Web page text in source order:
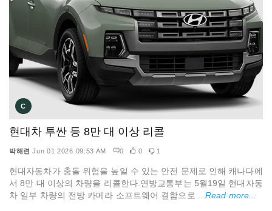
C
현대차 투싼 등 8만 대 이상 리콜
박해련 Jun 01 2026 09:53 AM 0 0 1
현대자동차가 충돌 위험을 높일 수 있는 안전 문제로 인해 캐나다에
서 8만 대 이상의 차량을 리콜한다.연방교통부는 5월19일 현대자동
차 일부 차량의 전방 카메라 소프트웨어 결함으로 ...Read more...